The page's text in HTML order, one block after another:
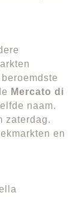
Mercato di
naam.
zaterdag.
en